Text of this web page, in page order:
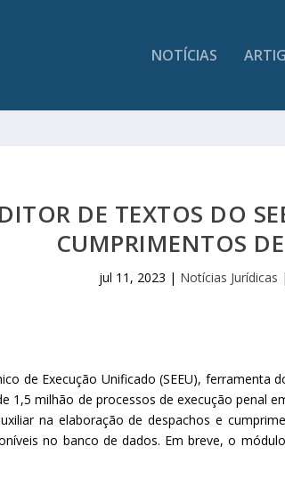
NOTÍCIAS
DE TEXTOS DO
CUMPRIMENTOS
jul 11, 2023 | Notícias Jurídicas
de Execução Unificado (SEEU), ferramenta
1,5 milhão de processos de execução penal
na elaboração de despachos e
no banco de dados. Em breve, o